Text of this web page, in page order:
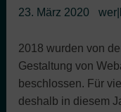
23. März 2020
2018 wurden von
Gestaltung von
beschlossen. Für
deshalb in diesem